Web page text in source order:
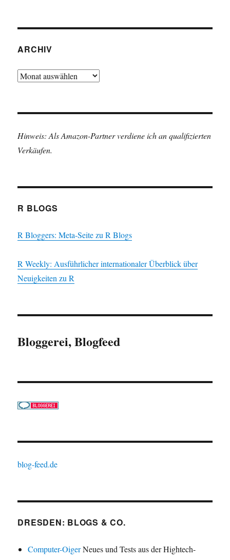
ARCHIV
Archiv
Hinweis: Als Amazon-Partner verdiene ich an qualifizierten
Verkäufen.
R BLOGS
R Bloggers: Meta-Seite zu R Blogs
R Weekly: Ausführlicher internationaler Überblick über
Neuigkeiten zu R
Bloggerei, Blogfeed
blog-feed.de
DRESDEN: BLOGS & CO.
Computer-OigerNeues und Tests aus der Hightech-